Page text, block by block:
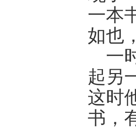
一本
如也
一
起另
这时
书，